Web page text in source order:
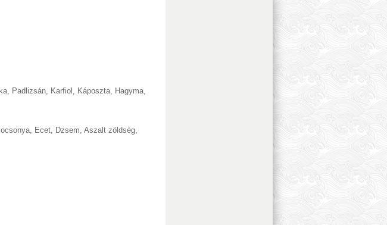
, Padlizsán, Karfiol , Káposzta, Hagyma,
, Ecet, Dzsem, Aszalt zöldség,